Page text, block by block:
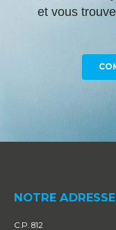
et vous
NOTRE ADRESSE
C.P. 812